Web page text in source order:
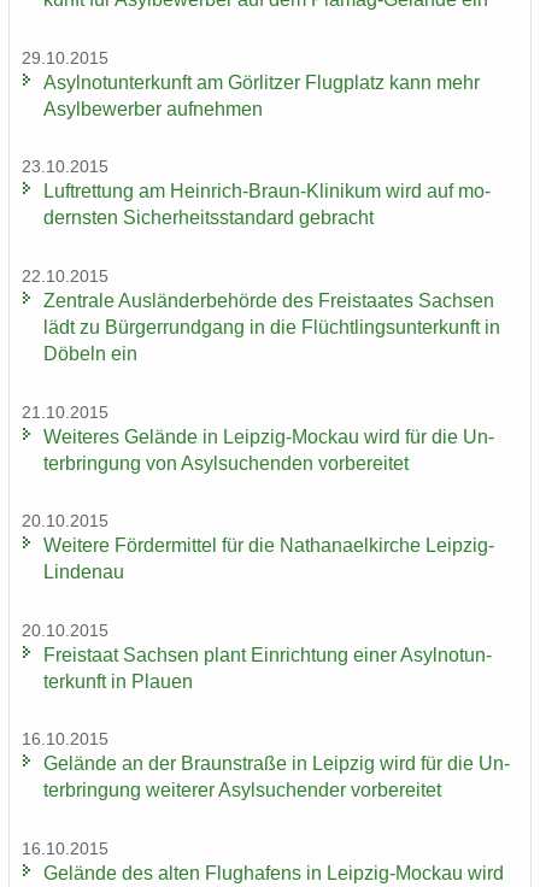
29.10.2015
Asyl­not­un­ter­kunft am Gör­lit­zer Flug­platz kann mehr
Asyl­be­wer­ber auf­neh­men
23.10.2015
Luft­ret­tung am Heinrich-​Braun-Klinikum wird auf mo­
derns­ten Si­cher­heits­stan­dard ge­bracht
22.10.2015
Zen­tra­le Aus­län­der­be­hör­de des Frei­staa­tes Sach­sen
lädt zu Bür­ger­rund­gang in die Flücht­lings­un­ter­kunft in
Dö­beln ein
21.10.2015
Wei­te­res Ge­län­de in Leipzig-​Mockau wird für die Un­
ter­brin­gung von Asyl­su­chen­den vor­be­rei­tet
20.10.2015
Wei­te­re För­der­mit­tel für die Na­tha­nael­kir­che Leipzig-​
Lindenau
20.10.2015
Frei­staat Sach­sen plant Ein­rich­tung einer Asyl­not­un­
ter­kunft in Plau­en
16.10.2015
Ge­län­de an der Braun­stra­ße in Leip­zig wird für die Un­
ter­brin­gung wei­te­rer Asyl­su­chen­der vor­be­rei­tet
16.10.2015
Ge­län­de des alten Flug­ha­fens in Leipzig-​Mockau wird